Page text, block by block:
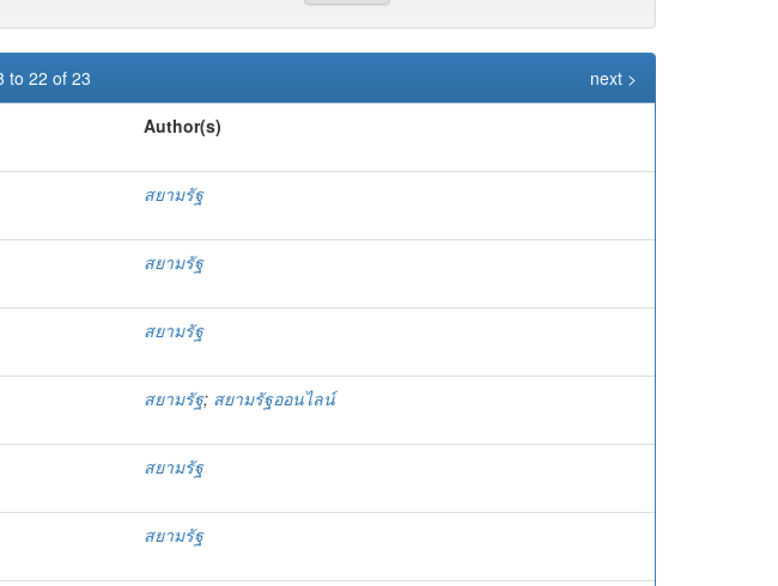
to 22 of 23
next >
Author(s)
สยามรัฐ
สยามรัฐ
สยามรัฐ
สยามรัฐ; สยามรัฐออนไลน์
สยามรัฐ
สยามรัฐ